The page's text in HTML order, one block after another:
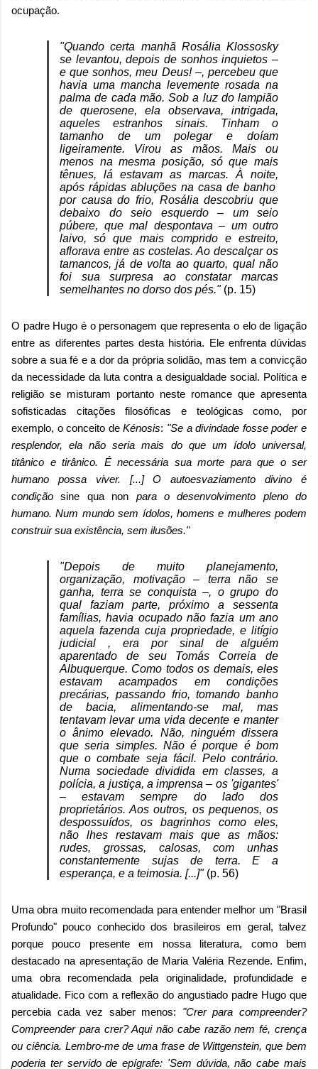
ocupação.
"Quando certa manhã Rosália Klossosky
se levantou, depois de sonhos inquietos –
e que sonhos, meu Deus! –, percebeu que
havia uma mancha levemente rosada na
palma de cada mão. Sob a luz do lampião
de querosene, ela observava, intrigada,
aqueles estranhos sinais. Tinham o
tamanho de um polegar e doíam
ligeiramente. Virou as mãos. Mais ou
menos na mesma posição, só que mais
tênues, lá estavam as marcas. À noite,
após rápidas abluções na casa de banho
por causa do frio, Rosália descobriu que
debaixo do seio esquerdo – um seio
púbere, que mal despontava – um outro
laivo, só que mais comprido e estreito,
aflorava entre as costelas. Ao descalçar os
tamancos, já de volta ao quarto, qual não
foi sua surpresa ao constatar marcas
semelhantes no dorso dos pés."(p. 15)
O padre Hugo é o personagem que representa o elo de ligação
entre as diferentes partes desta história. Ele enfrenta dúvidas
sobre a sua fé e a dor da própria solidão, mas tem a convicção
da necessidade da luta contra a desigualdade social. Política e
religião se misturam portanto neste romance que apresenta
sofisticadas citações filosóficas e teológicas como, por
exemplo, o conceito deKénosis: "Se a divindade fosse poder e
resplendor, ela não seria mais do que um ídolo universal,
titânico e tirânico. É necessária sua morte para que o ser
humano possa viver. [...] O autoesvaziamento divino é
condiçãosine qua non para o desenvolvimento pleno do
humano. Num mundo sem ídolos, homens e mulheres podem
construir sua existência, sem ilusões."
"Depois de muito planejamento,
organização, motivação – terra não se
ganha, terra se conquista –, o grupo do
qual faziam parte, próximo a sessenta
famílias, havia ocupado não fazia um ano
aquela fazenda cuja propriedade, e litígio
judicial , era por sinal de alguém
aparentado de seu Tomás Correia de
Albuquerque. Como todos os demais, eles
estavam acampados em condições
precárias, passando frio, tomando banho
de bacia, alimentando-se mal, mas
tentavam levar uma vida decente e manter
o ânimo elevado. Não, ninguém dissera
que seria simples. Não é porque é bom
que o combate seja fácil. Pelo contrário.
Numa sociedade dividida em classes, a
polícia, a justiça, a imprensa – os 'gigantes'
– estavam sempre do lado dos
proprietários. Aos outros, os pequenos, os
despossuídos, os bagrinhos como eles,
não lhes restavam mais que as mãos:
rudes, grossas, calosas, com unhas
constantemente sujas de terra. E a
esperança, e a teimosia. [...]"(p. 56)
Uma obra muito recomendada para entender melhor um "Brasil
Profundo" pouco conhecido dos brasileiros em geral, talvez
porque pouco presente em nossa literatura, como bem
destacado na apresentação de Maria Valéria Rezende. Enfim,
uma obra recomendada pela originalidade, profundidade e
atualidade. Fico com a reflexão do angustiado padre Hugo que
percebia cada vez saber menos: "Crer para compreender?
Compreender para crer? Aqui não cabe razão nem fé, crença
ou ciência. Lembro-me de uma frase de Wittgenstein, que bem
poderia ter servido de epígrafe: 'Sem dúvida, não cabe mais